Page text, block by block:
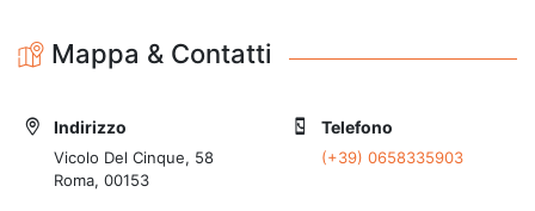
Mappa & Contatti
Indirizzo
Vicolo Del Cinque, 58
Roma, 00153
Telefono
(+39) 0658335903